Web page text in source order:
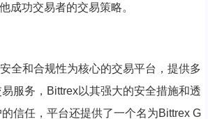
成功交易者的交易策略。
全和合规性为核心的交易平台，提供多
服务，Bittrex以其强大的安全措施和透
信任，平台还提供了一个名为Bittrex G